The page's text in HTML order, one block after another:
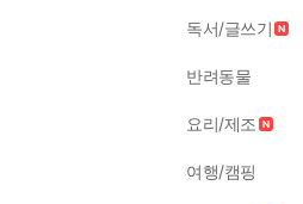
독서/글쓰기
반려동물
요리/제조
여행/캠핑